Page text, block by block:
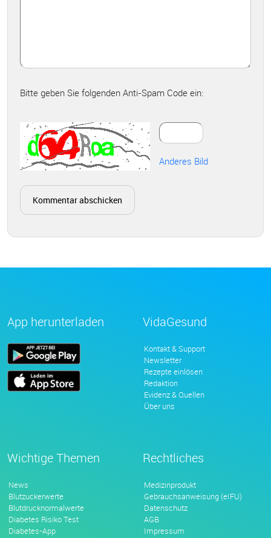
Bitte geben Sie folgenden Anti-Spam Code ein:
Anderes Bild
App herunterladen VidaGesund
Kontakt & Support
Newsletter
Rezepte einlösen
Redaktion
Evidenz & Quellen
Über uns
Wichtige Themen
News
Blutzuckerwerte
Blutdrucknormalwerte
Diabetes Risiko Test
Diabetes-App
Rechtliches
Medizinprodukt
Gebrauchsanweisung (eIFU)
Datenschutz
AGB
Impressum